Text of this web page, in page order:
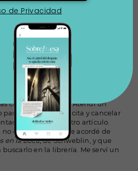
el Día Mundial del Yoga. Se
del primer ministro de la
propuso que la fecha
de verano. El día más largo del
se presta para practicar varios
las secuencias más complejas y
que hay. Involucra una docena
es toda una hazaña.
líneas me interrumpieron en varias
en la radio y me puse a
cifras sobre TDAH. Atendí un
para confirmar una cita y cancelar
al perro. Inicié otro artículo.
no olvidar la idea. Me acordé de
en la boca, de Schweblin, y que
buscarlo en la librería. Me serví un
de Privacidad